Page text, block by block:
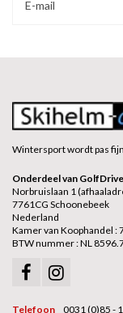
Wintersport wordt pas
Onderdeel van
Norbruislaan 1
7761CG Schoonebeek
Nederland
Kamer van Koophandel :
BTW nummer : NL
Telefoon 0031 (0)85 -